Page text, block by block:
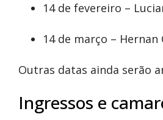
14 de fevereiro –
14 de março – Hernan
Outras datas ainda serão
Ingressos e